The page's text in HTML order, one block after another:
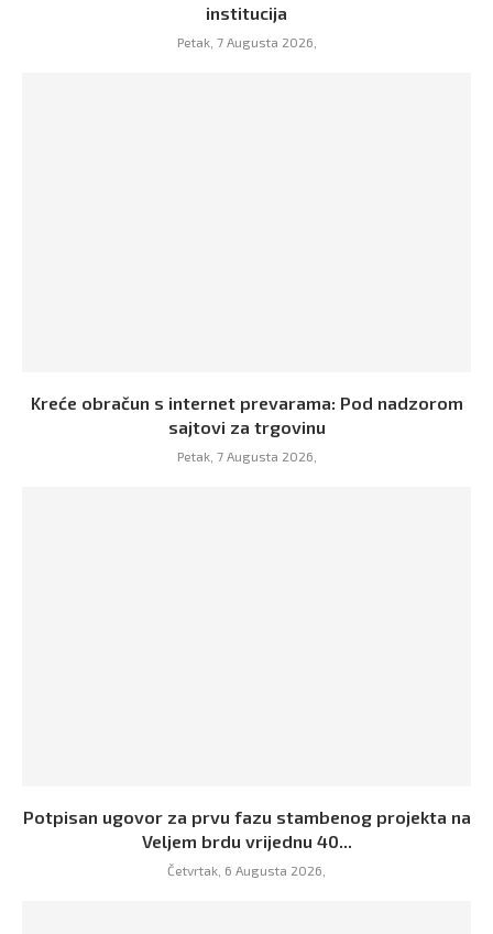
institucija
Petak, 7 Augusta 2026,
Kreće obračun s internet prevarama: Pod nadzorom
sajtovi za trgovinu
Petak, 7 Augusta 2026,
Potpisan ugovor za prvu fazu stambenog projekta na
Veljem brdu vrijednu 40...
Četvrtak, 6 Augusta 2026,